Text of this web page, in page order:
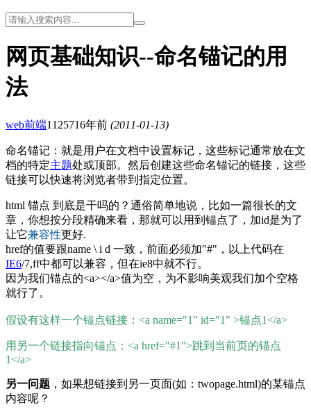
网页基础知识--命名锚记的用
法
web前端1125716年前 (2011-01-13)
命名锚记：就是用户在文档中设置标记，这些标记通常放在文
档的特定主题处或顶部。然后创建这些命名锚记的链接，这些
链接可以快速将浏览者带到指定位置。
html 锚点 到底是干吗的？通俗简单地说，比如一篇很长的文
章，你想按分段精确来看，那就可以用到锚点了，加id是为了
让它兼容性更好.
href的值要跟name \ i d 一致，前面必须加"#"，以上代码在
IE6/7,ff中都可以兼容，但在ie8中就不行。
因为我们锚点的<a></a>值为空，为不影响美观我们加个空格
就行了。
假设有这样一个锚点链接：<a name="1" id="1" >锚点1</a>
用另一个链接指向锚点：<a href="#1">跳到当前页的锚点
1</a>
另一问题 ，如果想链接到另一页面(如：twopage.html)的某锚点
内容呢？